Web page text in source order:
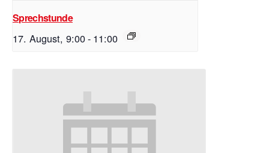
Sprechstunde
17. August, 9:00- 11:00